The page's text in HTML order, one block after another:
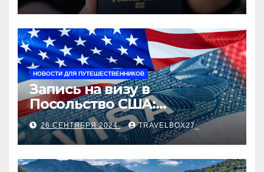
НОВОСТИ ДЛЯ ПУТЕШЕСТВЕННИКОВ
Запись на визу в
Посольство США:
Пошаговое руководство
26 СЕНТЯБРЯ 2024 TRAVELBOX27_